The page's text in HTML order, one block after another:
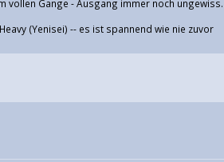
vollen Gange - Ausgang immer noch ungewiss.
(Yenisei) -- es ist spannend wie nie zuvor